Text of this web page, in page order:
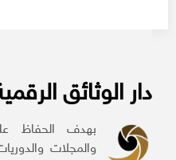
دار الوثائق
بهدف الحفاظ على
والمجلات